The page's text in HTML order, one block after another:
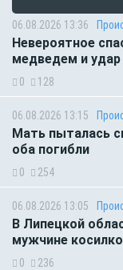
06.08.2026 13:36
Невероятное
медведем и
0 128
06.08.2026 13:15
Мать пыталась
оба погибли
0 254
06.08.2026 13:05
В Липецкой
мужчине
0 236